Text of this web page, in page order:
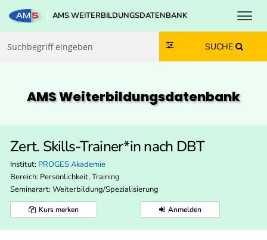
Zum Inhalt springen
Zum Navmenü springen
Zur Suche springen
Zur Footer springen
AMS WEITERBILDUNGSDATENBANK
SUCHE
AMS Weiterbildungs­datenbank
Zert. Skills-Trainer*in nach DBT
Institut: PROGES Akademie
Bereich: Persönlichkeit, Training
Seminarart: Weiterbildung/Spezialisierung
Kurs merken Anmelden